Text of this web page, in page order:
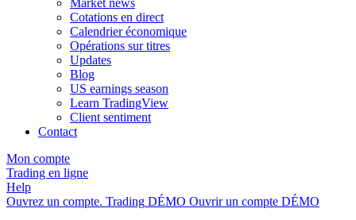
Cotations en direct
Calendrier économique
Opérations sur titres
Updates
Blog
US earnings season
Learn TradingView
Client sentiment
Contact
Mon compte
Trading en ligne
Help
Ouvrez un compte. Trading DÉMO Ouvrir un compte DÉMO